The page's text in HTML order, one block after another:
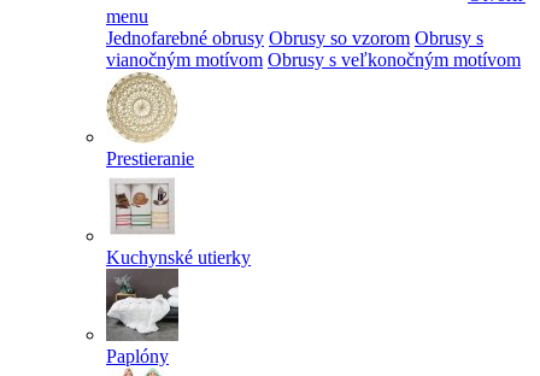
menu
Jednofarebné obrusy Obrusy so vzorom Obrusy s
vianočným motívom Obrusy s veľkonočným motívom
Prestieranie
Kuchynské utierky
Paplóny